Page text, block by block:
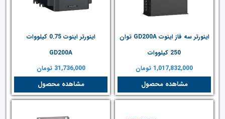
اینورتر سه فاز اینوت GD200A توان
250 کیلووات
1,017,832,000 تومان
مشاهده محصول
اینورتر اینوت 0.75 کیلووات
GD200A
31,736,000 تومان
مشاهده محصول